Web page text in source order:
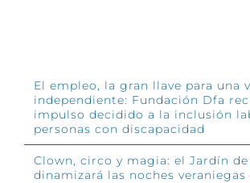
El empleo, la gran llave para una
independiente: Fundación Dfa
impulso decidido a la inclusión
personas con discapacidad
Clown, circo y magia: el Jardín
dinamizará las noches veraniegas